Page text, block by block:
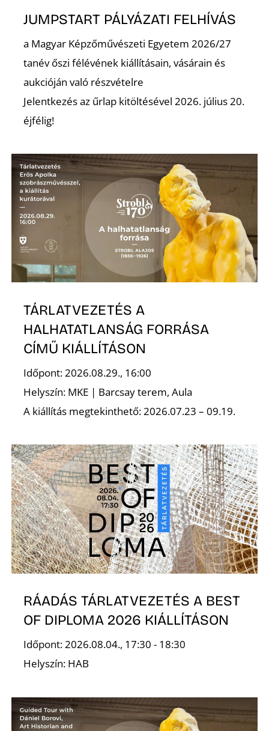
JUMPSTART PÁLYÁZATI FELHÍVÁS
a Magyar Képzőművészeti Egyetem 2026/27
tanév őszi félévének kiállításain, vásárain és
aukcióján való részvételre
Jelentkezés az űrlap kitöltésével 2026. július 20.
éjfélig!
TÁRLATVEZETÉS A
HALHATATLANSÁG FORRÁSA
CÍMŰ KIÁLLÍTÁSON
Időpont: 2026.08.29., 16:00
Helyszín: MKE | Barcsay terem, Aula
A kiállítás megtekinthető: 2026.07.23 – 09.19.
RÁADÁS TÁRLATVEZETÉS A BEST
OF DIPLOMA 2026 KIÁLLÍTÁSON
Időpont: 2026.08.04., 17:30 - 18:30
Helyszín: HAB